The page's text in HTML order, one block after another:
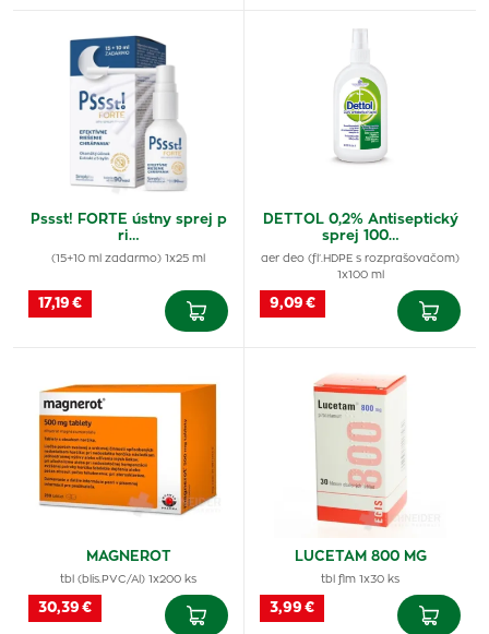
Pssst! FORTE ústny sprej p
ri…
(15+10 ml zadarmo) 1x25 ml
17,19 €
DETTOL 0,2% Antiseptický
sprej 100…
aer deo (fľ.HDPE s rozprašovačom)
1x100 ml
9,09 €
MAGNEROT
tbl (blis.PVC/Al) 1x200 ks
30,39 €
LUCETAM 800 MG
tbl flm 1x30 ks
3,99 €